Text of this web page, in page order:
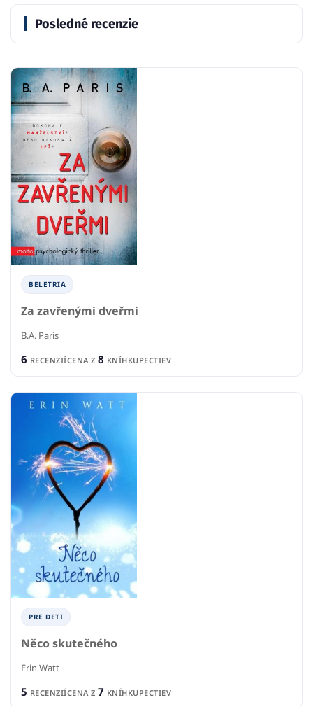
Posledné recenzie
BELETRIA
Za zavřenými dveřmi
B.A. Paris
6 RECENZIÍCENA Z 8 KNÍHKUPECTIEV
PRE DETI
Něco skutečného
Erin Watt
5 RECENZIÍCENA Z 7 KNÍHKUPECTIEV